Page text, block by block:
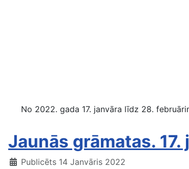
No 2022. gada 17. janvāra līdz 28.
Jaunās grāmatas. 17.
Publicēts 14 Janvāris 2022